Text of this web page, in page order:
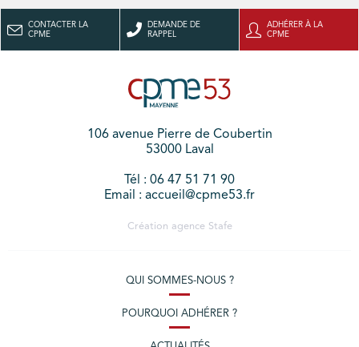
CONTACTER LA
CPME
DEMANDE DE
RAPPEL
ADHÉRER À LA
CPME
106 avenue Pierre de Coubertin
53000 Laval
Tél : 06 47 51 71 90
Email : accueil@cpme53.fr
Création agence Stafe
QUI SOMMES-NOUS ?
POURQUOI ADHÉRER ?